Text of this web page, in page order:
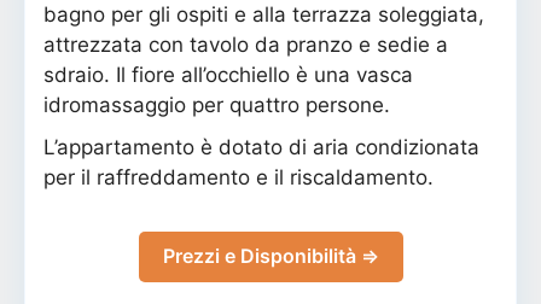
bagno per gli ospiti e alla terrazza soleggiata,
attrezzata con tavolo da pranzo e sedie a
sdraio. Il fiore all’occhiello è una vasca
idromassaggio per quattro persone.
L’appartamento è dotato di aria condizionata
per il raffreddamento e il riscaldamento.
Prezzi e Disponibilità ⇒